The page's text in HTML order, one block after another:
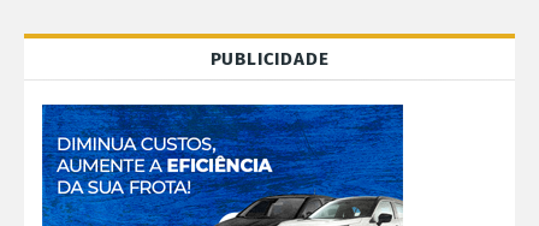
PUBLICIDADE